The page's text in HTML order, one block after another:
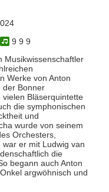
9 9 9
Musikwissenschaftler
Werke von Anton
der Bonner
Bläserquintette
die symphonischen
und
wurde von seinem
Orchesters,
er mit Ludwig van
die
begann auch Anton
argwöhnisch und